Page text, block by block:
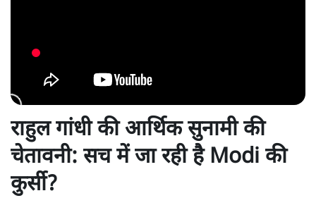
राहुल गांधी की आर्थिक सुनामी की
चेतावनी: सच में जा रही है Modi की
कुर्सी?